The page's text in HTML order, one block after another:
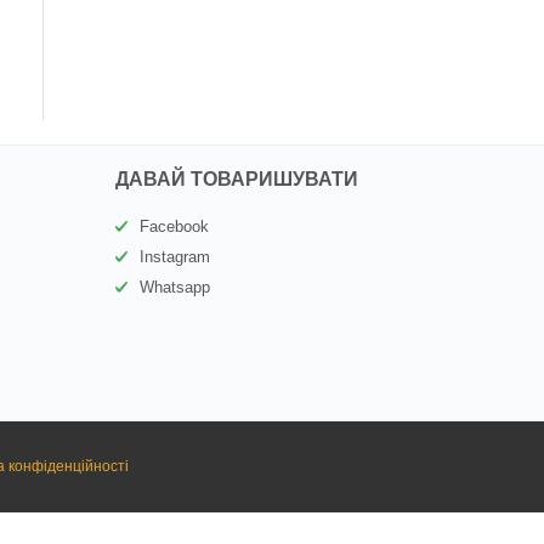
ДАВАЙ ТОВАРИШУВАТИ
Facebook
Instagram
Whatsapp
конфіденційності